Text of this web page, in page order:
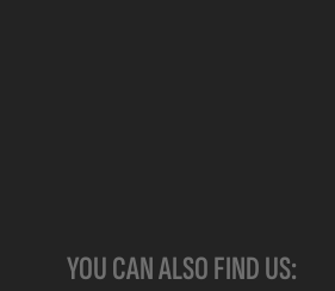
YOU CAN ALSO FIND US: